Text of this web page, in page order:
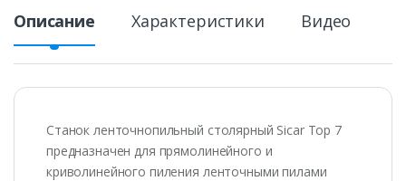
Описание Характеристики Видео
Станок ленточнопильный столярный Sicar Top 7
предназначен для прямолинейного и
криволинейного пиления ленточными пилами